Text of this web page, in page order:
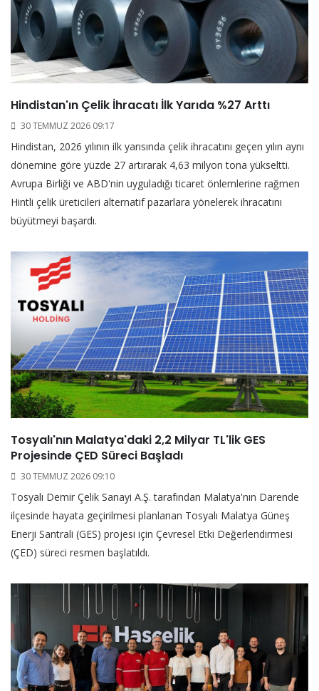
Hindistan'ın Çelik İhracatı İlk Yarıda %27 Arttı
30 TEMMUZ 2026 09:17
Hindistan, 2026 yılının ilk yarısında çelik ihracatını geçen yılın aynı
dönemine göre yüzde 27 artırarak 4,63 milyon tona yükseltti.
Avrupa Birliği ve ABD'nin uyguladığı ticaret önlemlerine rağmen
Hintli çelik üreticileri alternatif pazarlara yönelerek ihracatını
büyütmeyi başardı.
Tosyalı'nın Malatya'daki 2,2 Milyar TL'lik GES
Projesinde ÇED Süreci Başladı
30 TEMMUZ 2026 09:10
Tosyalı Demir Çelik Sanayi A.Ş. tarafından Malatya'nın Darende
ilçesinde hayata geçirilmesi planlanan Tosyalı Malatya Güneş
Enerji Santrali (GES) projesi için Çevresel Etki Değerlendirmesi
(ÇED) süreci resmen başlatıldı.